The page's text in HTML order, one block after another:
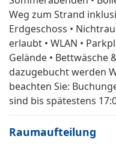
Weg zum Strand
Erdgeschoss •
erlaubt • WLAN •
Gelände •
dazugebucht werden
beachten Sie:
sind bis spätestens
Raumaufteilung